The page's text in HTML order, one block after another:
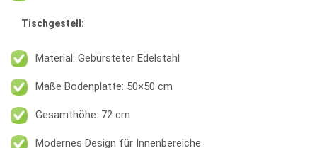
Tischgestell:
Material: Gebürsteter Edelstahl
Maße Bodenplatte: 50×50 cm
Gesamthöhe: 72 cm
Modernes Design für Innenbereiche